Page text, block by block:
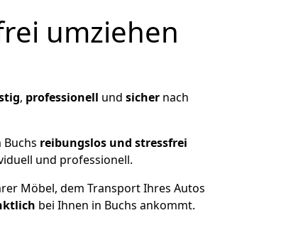
umziehen
, professionell und sicher nach
reibungslos und stressfrei
und professionell.
Möbel, dem Transport Ihres Autos
bei Ihnen in Buchs ankommt.